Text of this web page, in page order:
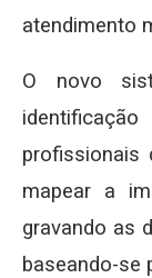
atendimento
O novo
profissionais
mapear a
gravando as
baseando-se